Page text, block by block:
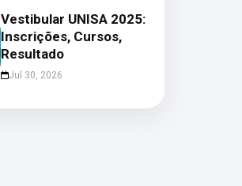
Vestibular UNISA 2025:
Inscrições, Cursos,
Resultado
Jul 30, 2026